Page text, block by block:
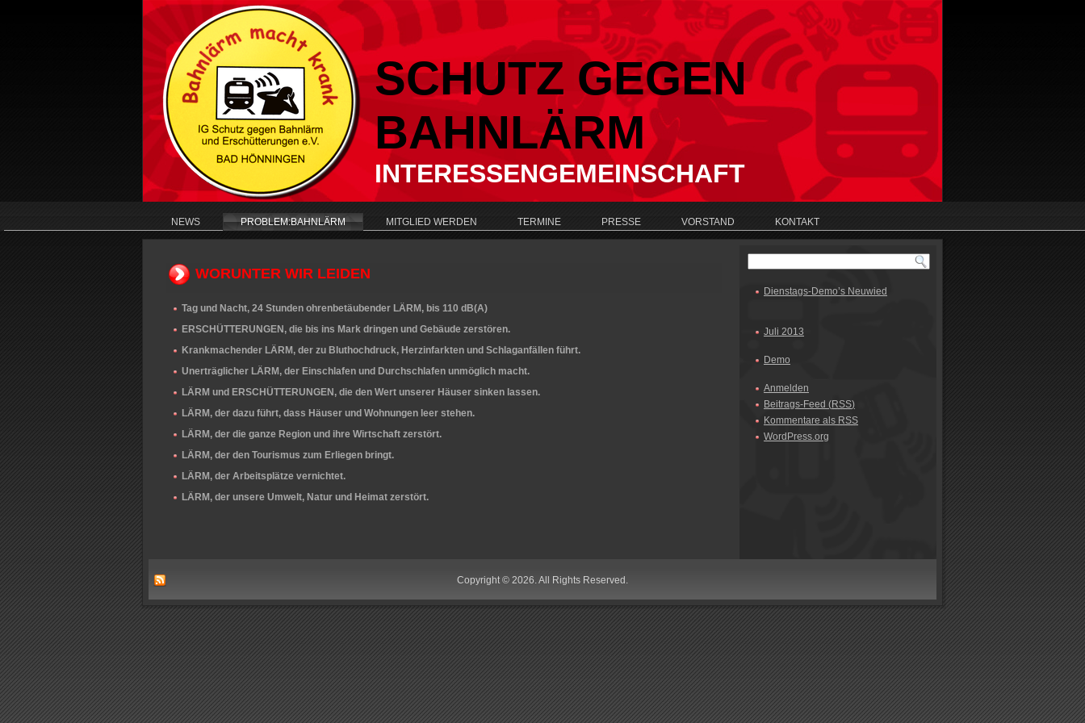
SCHUTZ GEGEN
BAHNLÄRM
INTERESSENGEMEINSCHAFT
NEWS PROBLEM:BAHNLÄRM MITGLIED WERDEN TERMINE PRESSE VORSTAND KONTAKT
WORUNTER WIR LEIDEN
Tag und Nacht, 24 Stunden ohrenbetäubender LÄRM, bis 110 dB(A)
ERSCHÜTTERUNGEN, die bis ins Mark dringen und Gebäude zerstören.
Krankmachender LÄRM, der zu Bluthochdruck, Herzinfarkten und Schlaganfällen führt.
Unerträglicher LÄRM, der Einschlafen und Durchschlafen unmöglich macht.
LÄRM und ERSCHÜTTERUNGEN, die den Wert unserer Häuser sinken lassen.
LÄRM, der dazu führt, dass Häuser und Wohnungen leer stehen.
LÄRM, der die ganze Region und ihre Wirtschaft zerstört.
LÄRM, der den Tourismus zum Erliegen bringt.
LÄRM, der Arbeitsplätze vernichtet.
LÄRM, der unsere Umwelt, Natur und Heimat zerstört.
Dienstags-Demo’s Neuwied
Juli 2013
Demo
Anmelden
Beitrags-Feed (RSS)
Kommentare als RSS
WordPress.org
Copyright © 2026. All Rights Reserved.